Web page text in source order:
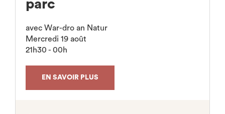
parc
avec War-dro an Natur
Mercredi 19 août
21h30 - 00h
EN SAVOIR PLUS